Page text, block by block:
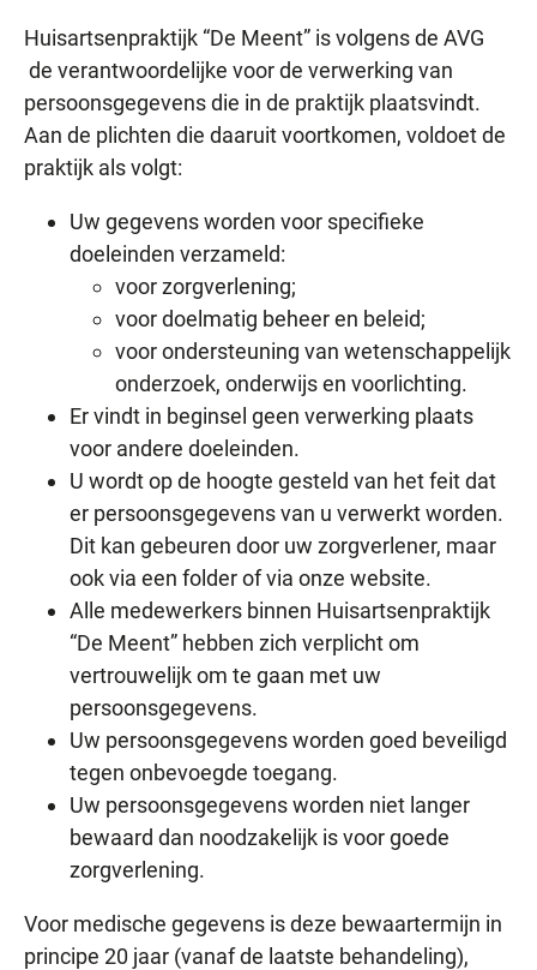
Huisartsenpraktijk “De Meent” is volgens de AVG
de verantwoordelijke voor de verwerking van
persoonsgegevens die in de praktijk plaatsvindt.
Aan de plichten die daaruit voortkomen, voldoet de
praktijk als volgt:
Uw gegevens worden voor specifieke
doeleinden verzameld:
voor zorgverlening;
voor doelmatig beheer en beleid;
voor ondersteuning van wetenschappelijk
onderzoek, onderwijs en voorlichting.
Er vindt in beginsel geen verwerking plaats
voor andere doeleinden.
U wordt op de hoogte gesteld van het feit dat
er persoonsgegevens van u verwerkt worden.
Dit kan gebeuren door uw zorgverlener, maar
ook via een folder of via onze website.
Alle medewerkers binnen Huisartsenpraktijk
“De Meent” hebben zich verplicht om
vertrouwelijk om te gaan met uw
persoonsgegevens.
Uw persoonsgegevens worden goed beveiligd
tegen onbevoegde toegang.
Uw persoonsgegevens worden niet langer
bewaard dan noodzakelijk is voor goede
zorgverlening.
Voor medische gegevens is deze bewaartermijn in
principe 20 jaar (vanaf de laatste behandeling),